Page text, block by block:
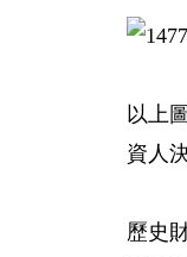
以上
資人
歷史